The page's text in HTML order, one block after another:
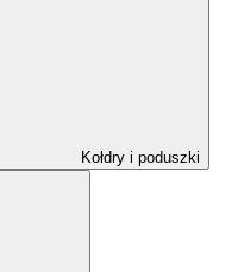
Kołdry i poduszki